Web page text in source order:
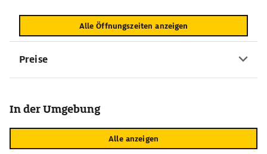
Alle Öffnungszeiten anzeigen
Preise
In der Umgebung
Alle anzeigen